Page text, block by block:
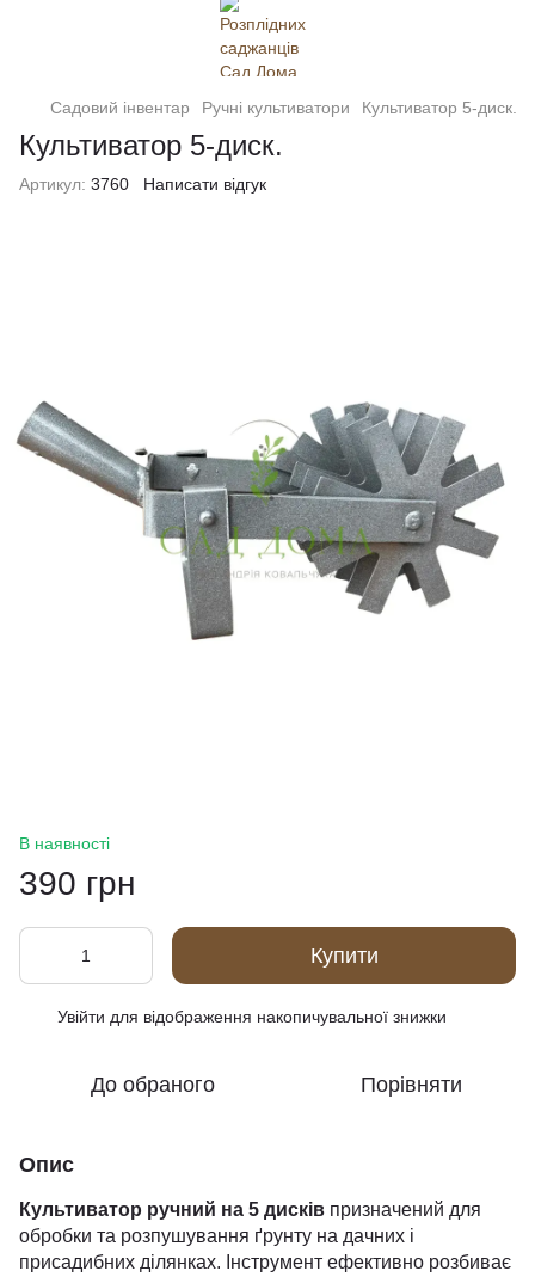
Садовий інвентар Ручні культиватори Культиватор 5-диск.
Культиватор 5-диск.
Артикул: 3760 Написати відгук
В наявності
390 грн
Купити
Увійти для відображення накопичувальної знижки
До обраного Порівняти
Опис
Культиватор ручний на 5 дисків призначений для
обробки та розпушування ґрунту на дачних і
присадибних ділянках. Інструмент ефективно розбиває